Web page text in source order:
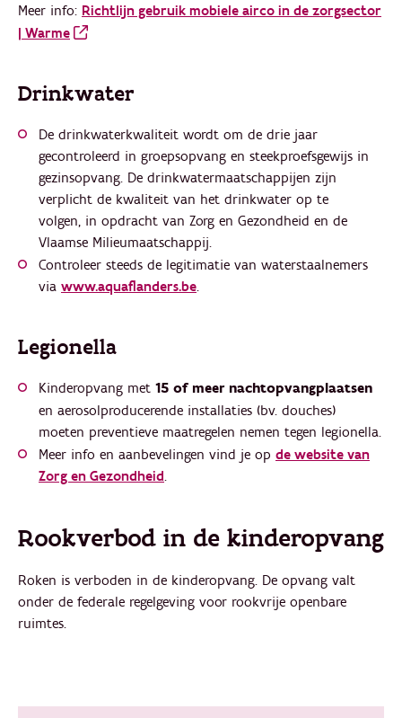
Meer info: Richtlijn gebruik mobiele airco in de zorgsector
| Warme
Drinkwater
De drinkwaterkwaliteit wordt om de drie jaar
gecontroleerd in groepsopvang en steekproefsgewijs in
gezinsopvang. De drinkwatermaatschappijen zijn
verplicht de kwaliteit van het drinkwater op te
volgen, in opdracht van Zorg en Gezondheid en de
Vlaamse Milieumaatschappij.
Controleer steeds de legitimatie van waterstaalnemers
via www.aquaflanders.be.
Legionella
Kinderopvang met 15 of meer nachtopvangplaatsen
en aerosolproducerende installaties (bv. douches)
moeten preventieve maatregelen nemen tegen legionella.
Meer info en aanbevelingen vind je op de website van
Zorg en Gezondheid.
Rookverbod in de kinderopvang
Roken is verboden in de kinderopvang. De opvang valt
onder de federale regelgeving voor rookvrije openbare
ruimtes.